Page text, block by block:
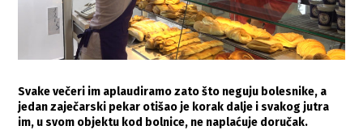
Svake večeri im aplaudiramo zato što neguju bolesnike, a
jedan zaječarski pekar otišao je korak dalje i svakog jutra
im, u svom objektu kod bolnice, ne naplaćuje doručak.